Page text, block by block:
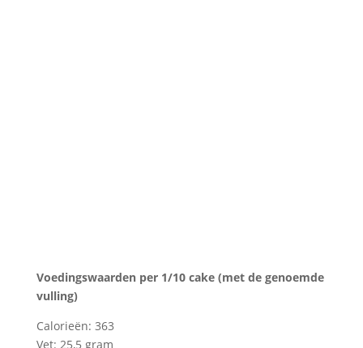
Voedingswaarden per 1/10 cake (met de genoemde
vulling)
Calorieën: 363
Vet: 25,5 gram